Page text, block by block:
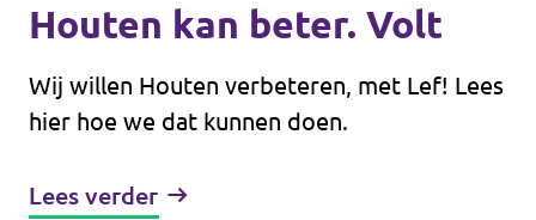
Houten kan beter. Volt
Wij willen Houten verbeteren, met Lef! Lees
hier hoe we dat kunnen doen.
Lees verder